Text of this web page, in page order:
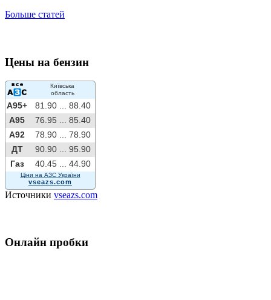
Больше статей
Цены на бензин
Київська
область
A95+ 81.90 ...
88.40
A95
76.95 ...
85.40
A92
78.90 ...
78.90
ДТ
90.90 ...
95.90
Газ
40.45 ... 44.90
Ціни на АЗС України
vseazs.com
Источники vseazs.com
Онлайн пробки